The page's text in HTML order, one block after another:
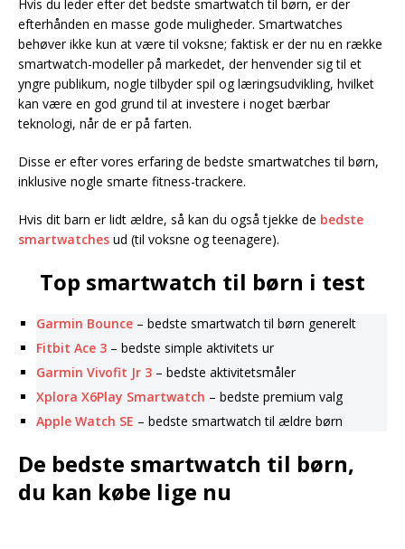
Hvis du leder efter det bedste smartwatch til børn, er der
efterhånden en masse gode muligheder. Smartwatches
behøver ikke kun at være til voksne; faktisk er der nu en række
smartwatch-modeller på markedet, der henvender sig til et
yngre publikum, nogle tilbyder spil og læringsudvikling, hvilket
kan være en god grund til at investere i noget bærbar
teknologi, når de er på farten.
Disse er efter vores erfaring de bedste smartwatches til børn,
inklusive nogle smarte fitness-trackere.
Hvis dit barn er lidt ældre, så kan du også tjekke de bedste
smartwatches ud (til voksne og teenagere).
Top smartwatch til børn i test
Garmin Bounce – bedste smartwatch til børn generelt
Fitbit Ace 3 – bedste simple aktivitets ur
Garmin Vivofit Jr 3 – bedste aktivitetsmåler
Xplora X6Play Smartwatch – bedste premium valg
Apple Watch SE – bedste smartwatch til ældre børn
De bedste smartwatch til børn,
du kan købe lige nu